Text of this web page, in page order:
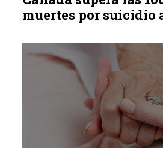
muertes por suicidio